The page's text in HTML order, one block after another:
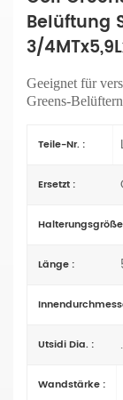
Belüftung
3/
Geeignet für
Greens-
Teile-Nr. :
Ersetzt :
Länge :
Utsidi Dia. :
Wandstärke :